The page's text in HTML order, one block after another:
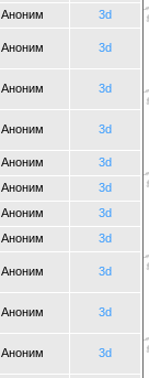
Аноним 3d
Аноним 3d
Аноним 3d
Аноним 3d
Аноним 3d
Аноним 3d
Аноним 3d
Аноним 3d
Аноним 3d
Аноним 3d
Аноним 3d